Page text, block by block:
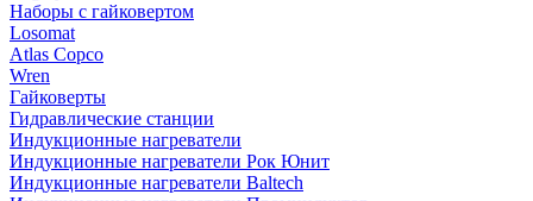
Наборы с гайковертом
Losomat
Atlas Copco
Wren
Гайковерты
Гидравлические станции
Индукционные нагреватели
Индукционные нагреватели Рок Юнит
Индукционные нагреватели Baltech